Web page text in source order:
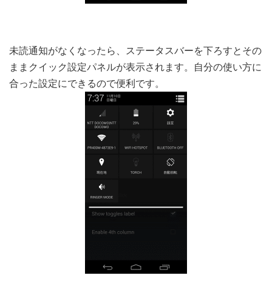
未読通知がなくなったら、ステータスバーを下ろすとその
ままクイック設定パネルが表示されます。自分の使い方に
合った設定にできるので便利です。